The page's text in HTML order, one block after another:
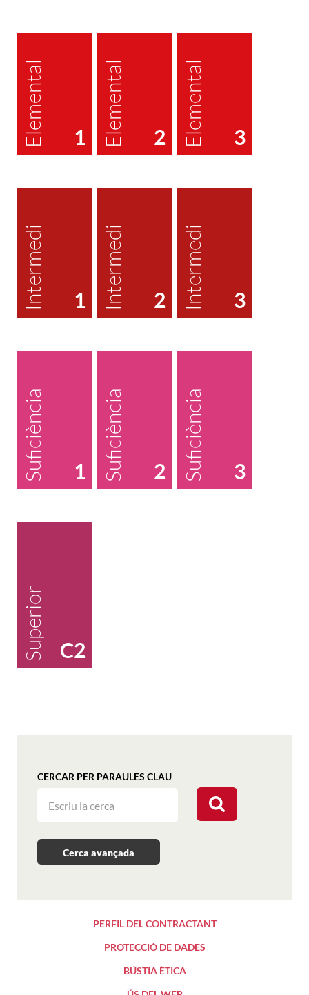
Elemental 1 Elemental 2 Elemental 3
Intermedi 1 Intermedi 2 Intermedi 3
Suficiència 1 Suficiència 2 Suficiència 3
Superior C2
CERCAR PER PARAULES CLAU
Cerca avançada
PERFIL DEL CONTRACTANT
PROTECCIÓ DE DADES
BÚSTIA ÈTICA